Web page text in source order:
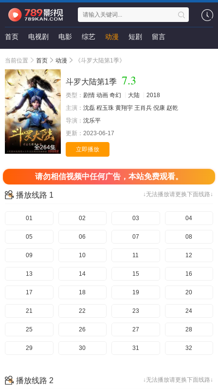
首页 电视剧 电影 综艺 动漫 短剧 留言
当前位置 首页 动漫 《斗罗大陆第1季》
全264集
斗罗大陆第1季 7.3
类型： 剧情 动画 奇幻 大陆
2018
主演： 沈磊 程玉珠 黄翔宇 王肖兵 倪康 赵乾
导演： 沈乐平
更新： 2023-06-17
立即播放
请勿相信视频中任何广告，本站免费观看。
↓无法播放请更换下面线路↓
播放线路 1
01 02 03 04
05 06 07 08
09 10 11 12
13 14 15 16
17 18 19 20
21 22 23 24
25 26 27 28
29 30 31 32
37
↓无法播放请更换下面线路↓
播放线路 2